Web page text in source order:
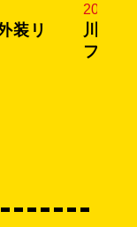
装リ
川西
フォ